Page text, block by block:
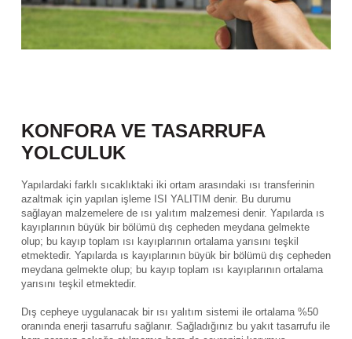
KONFORA VE TASARRUFA
YOLCULUK
Yapılardaki farklı sıcaklıktaki iki ortam arasındaki ısı transferinin
azaltmak için yapılan işleme ISI YALITIM denir. Bu durumu
sağlayan malzemelere de ısı yalıtım malzemesi denir. Yapılarda ıs
kayıplarının büyük bir bölümü dış cepheden meydana gelmekte
olup; bu kayıp toplam ısı kayıplarının ortalama yarısını teşkil
etmektedir. Yapılarda ıs kayıplarının büyük bir bölümü dış cepheden
meydana gelmekte olup; bu kayıp toplam ısı kayıplarının ortalama
yarısını teşkil etmektedir.
Dış cepheye uygulanacak bir ısı yalıtım sistemi ile ortalama %50
oranında enerji tasarrufu sağlanır. Sağladığınız bu yakıt tasarrufu ile